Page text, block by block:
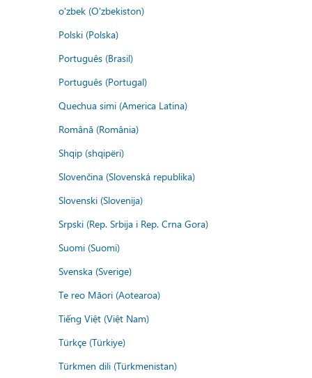
o'zbek (O'zbekiston)
Polski (Polska)
Português (Brasil)
Português (Portugal)
Quechua simi (America Latina)
Română (România)
Shqip (shqipëri)
Slovenčina (Slovenská republika)
Slovenski (Slovenija)
Srpski (Rep. Srbija i Rep. Crna Gora)
Suomi (Suomi)
Svenska (Sverige)
Te reo Māori (Aotearoa)
Tiếng Việt (Việt Nam)
Türkçe (Türkiye)
Türkmen dili (Türkmenistan)